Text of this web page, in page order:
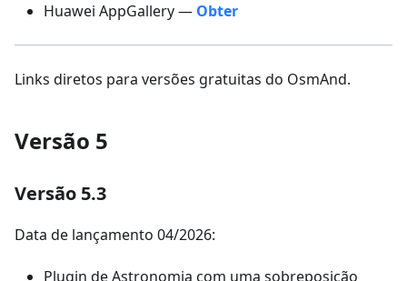
Huawei AppGallery — Obter
Links diretos para versões gratuitas do OsmAnd.
Versão 5
Versão 5.3
Data de lançamento 04/2026:
Plugin de Astronomia com uma sobreposição